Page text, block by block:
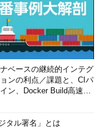
処理の待機傾向を確認する
スタンスのシャットダウンが
ティブセッションが残留して
長時間シャットダウンが行え
れた場合に出力される。この
されてシャットダウンがキャ
に、データベースインスタン
行中のステータスのまま」
テム／データベース管理者が
ベースの継続的インテグ
ンの利点／課題と、CIパ
ン、Docker Build高速化
タル署名」とは